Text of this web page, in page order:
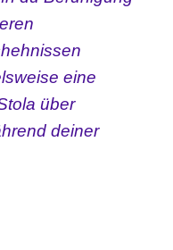
eine
über
deiner